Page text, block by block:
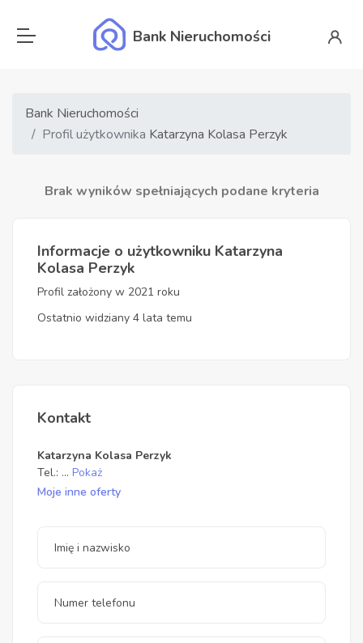
Bank Nieruchomości
Bank Nieruchomości
Profil użytkownika Katarzyna Kolasa Perzyk
Brak wyników spełniających podane kryteria
Informacje o użytkowniku Katarzyna
Kolasa Perzyk
Profil założony w 2021 roku
Ostatnio widziany 4 lata temu
Kontakt
Katarzyna Kolasa Perzyk
Tel.: ... Pokaż
Moje inne oferty